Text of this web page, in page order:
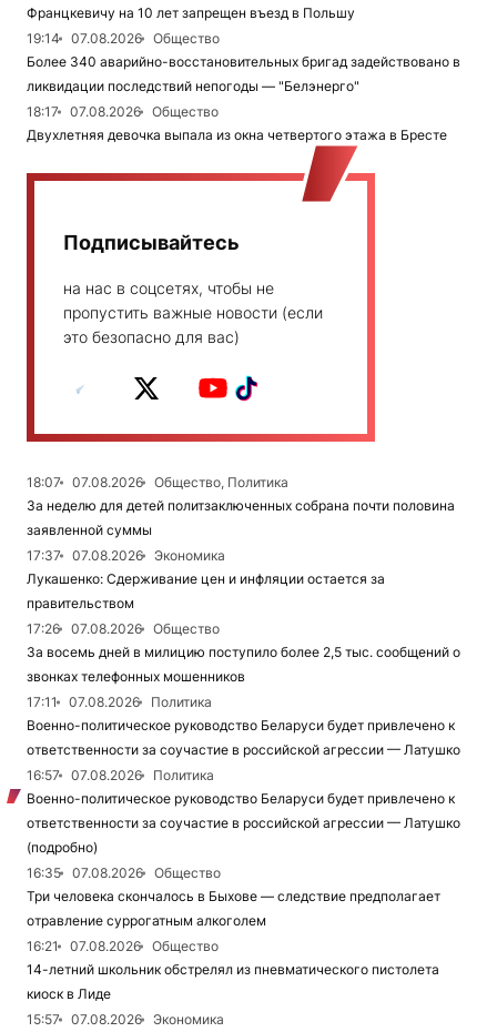
Францкевичу на 10 лет запрещен въезд в Польшу
19:14
07.08.2026
Общество
Более 340 аварийно-восстановительных бригад задействовано в
ликвидации последствий непогоды — "Белэнерго"
18:17
07.08.2026
Общество
Двухлетняя девочка выпала из окна четвертого этажа в Бресте
Подписывайтесь
на нас в соцсетях, чтобы не
пропустить важные новости (если
это безопасно для вас)
18:07 07.08.2026
Общество, Политика
За неделю для детей политзаключенных собрана почти половина
заявленной суммы
17:37
07.08.2026
Экономика
Лукашенко: Сдерживание цен и инфляции остается за
правительством
17:26
07.08.2026
Общество
За восемь дней в милицию поступило более 2,5 тыс. сообщений о
звонках телефонных мошенников
17:11
07.08.2026
Политика
Военно-политическое руководство Беларуси будет привлечено к
ответственности за соучастие в российской агрессии — Латушко
16:57
07.08.2026
Политика
Военно-политическое руководство Беларуси будет привлечено к
ответственности за соучастие в российской агрессии — Латушко
(подробно)
16:35
07.08.2026
Общество
Три человека скончалось в Быхове — следствие предполагает
отравление суррогатным алкоголем
16:21
07.08.2026
Общество
14-летний школьник обстрелял из пневматического пистолета
киоск в Лиде
15:57
07.08.2026
Экономика